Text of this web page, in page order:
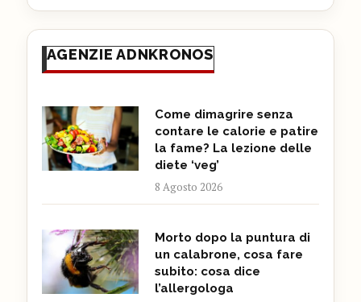
AGENZIE ADNKRONOS
Come dimagrire senza
contare le calorie e patire
la fame? La lezione delle
diete ‘veg’
8 Agosto 2026
Morto dopo la puntura di
un calabrone, cosa fare
subito: cosa dice
l’allergologa